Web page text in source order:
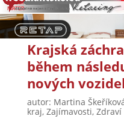
Krajská
během
nových vozidel
autor: Martina
kraj, Zajímavosti, Zdraví